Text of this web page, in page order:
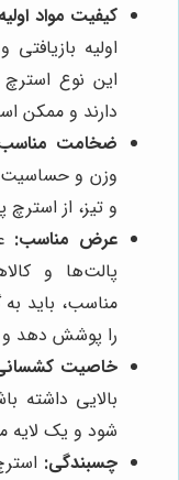
کیفیت مواد
اولیه
این نوع
دارند و ممکن
ضخامت
وزن و حساسیت
و تیز، از
عرض مناسب:
پالت‌ها و
مناسب، باید به
را پوشش دهد و
خاصیت
بالایی داشته
شود و یک لایه
چسبندگی: